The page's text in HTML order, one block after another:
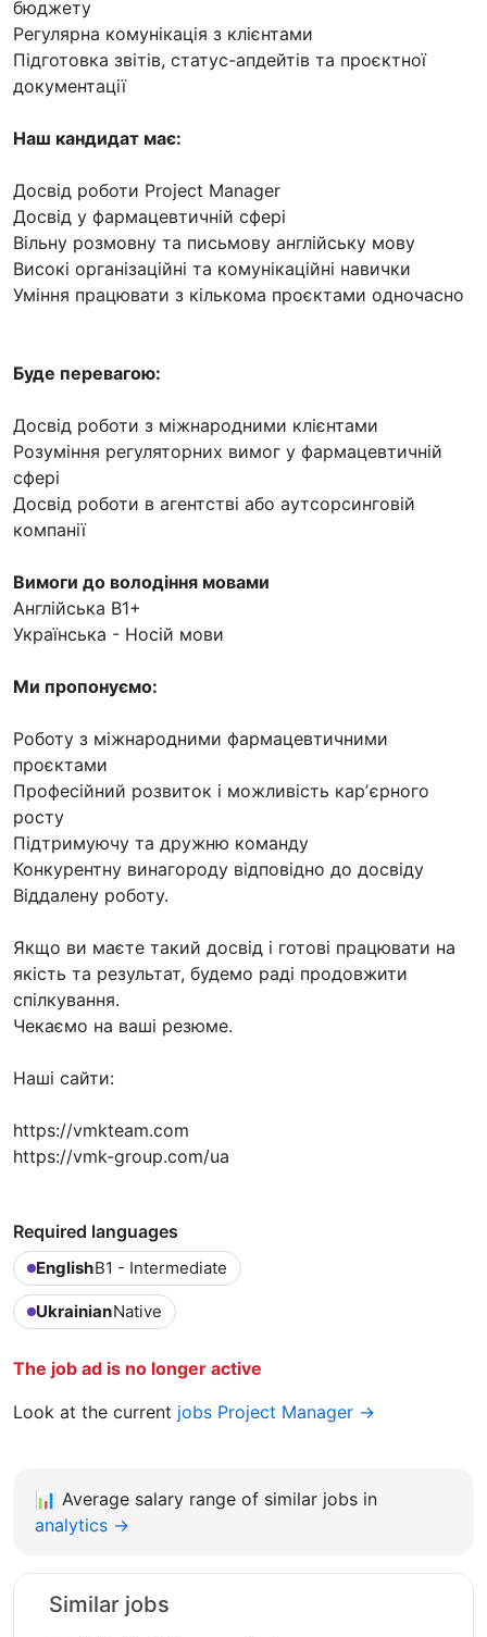
бюджету
Регулярна комунікація з клієнтами
Підготовка звітів, статус-апдейтів та проєктної
документації
Наш кандидат має:
Досвід роботи Project Manager
Досвід у фармацевтичній сфері
Вільну розмовну та письмову англійську мову
Високі організаційні та комунікаційні навички
Уміння працювати з кількома проєктами одночасно
Буде перевагою:
Досвід роботи з міжнародними клієнтами
Розуміння регуляторних вимог у фармацевтичній
сфері
Досвід роботи в агентстві або аутсорсинговій
компанії
Вимоги до володіння мовами
Англійська B1+
Українська - Носій мови
Ми пропонуємо:
Роботу з міжнародними фармацевтичними
проєктами
Професійний розвиток і можливість карʼєрного
росту
Підтримуючу та дружню команду
Конкурентну винагороду відповідно до досвіду
Віддалену роботу.
Якщо ви маєте такий досвід і готові працювати на
якість та результат, будемо раді продовжити
спілкування.
Чекаємо на ваші резюме.
Наші сайти:
https://vmkteam.com
https://vmk-group.com/ua
Required languages
EnglishB1 - Intermediate
UkrainianNative
The job ad is no longer active
Look at the current jobs Project Manager →
📊 Average salary range of similar jobs in
analytics →
Similar jobs